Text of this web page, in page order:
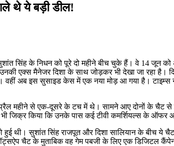
थे ये बड़ी डील!
सिंह के निधन को पूरे दो महीने बीच चुके हैं। वे 14 जून
एक्स मैनेजर दिशा के साथ जोड़कर भी देखा जा रहा
अब इस सुसाइड केस में एक नया मोड़ आ गया है। टाइम्स
अप्रैल महीने से एक-दूसरे के टच में थे। सामने आए दोनों के चैट
जिक्र किया कि उनके पास कई टीवी कमर्शियल्स के ऑफर
थी। सुशांत सिंह राजपूत और दिशा सालियान के बीच
चैट के मुताबिक वह गेम पबजी के लिए एक डिजिटल कैंपेन